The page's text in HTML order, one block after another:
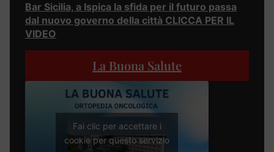
Bar Sicilia, a Ispica la sfida per il futuro passa
dal nuovo governo della città CLICCA PER IL
VIDEO
La Buona Salute
Fai clic per accettare i
cookie per questo servizio